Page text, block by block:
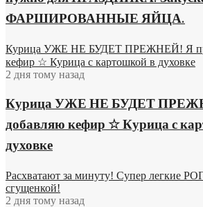
ФАРШИРОВАННЫЕ ЯЙЦА.
Курица УЖЕ НЕ БУДЕТ ПРЕЖНЕЙ! Я
кефир ☆ Курица с картошкой в духовке
2 дня тому назад
Курица УЖЕ НЕ БУДЕТ
добавляю кефир ☆ Курица с
духовке
Расхватают за минуту! Супер легкие
сгущенкой!
2 дня тому назад